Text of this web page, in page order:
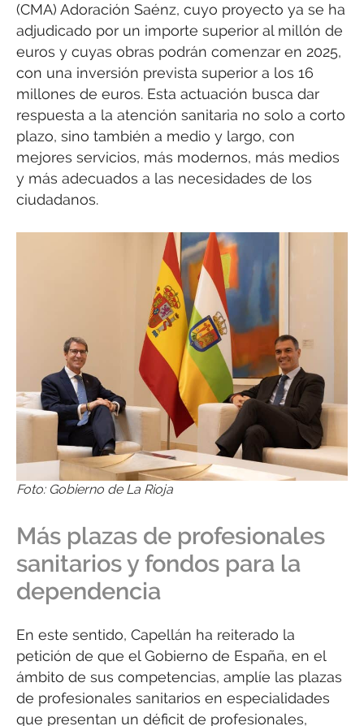
(CMA) Adoración Saénz, cuyo proyecto ya se ha
adjudicado por un importe superior al millón de
euros y cuyas obras podrán comenzar en 2025,
con una inversión prevista superior a los 16
millones de euros. Esta actuación busca dar
respuesta a la atención sanitaria no solo a corto
plazo, sino también a medio y largo, con
mejores servicios, más modernos, más medios
y más adecuados a las necesidades de los
ciudadanos.
Foto: Gobierno de La Rioja
Más plazas de profesionales
sanitarios y fondos para la
dependencia
En este sentido, Capellán ha reiterado la
petición de que el Gobierno de España, en el
ámbito de sus competencias, amplíe las plazas
de profesionales sanitarios en especialidades
que presentan un déficit de profesionales,